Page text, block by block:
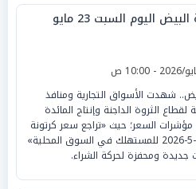
أسعار كرتونة البيض اليوم السبت 23 مايو
شهدت الأسواق التجارية ومنافذ
الثروة الداجنة وإنتاج المائدة
مؤشرات السعر؛ حيث «تراجع سعر كرتونة
البيض اليوم 23-5-2026 للمستهلك في السوق المحلية»
ومحفزة لحركة الشراء.